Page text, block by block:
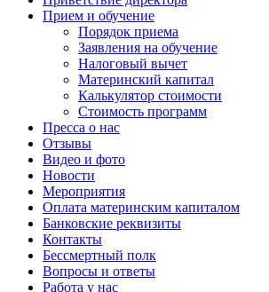
Прием и обучение
Порядок приема
Заявления на обучение
Налоговый вычет
Материнский капитал
Калькулятор стоимости
Стоимость программ
Пресса о нас
Отзывы
Видео и фото
Новости
Мероприятия
Оплата материнским капиталом
Банковские реквизиты
Контакты
Бессмертный полк
Вопросы и ответы
Работа у нас